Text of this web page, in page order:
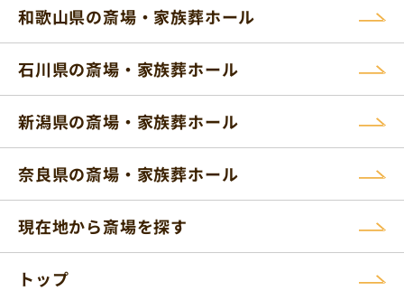
和歌山県の斎場・家族葬ホール
石川県の斎場・家族葬ホール
新潟県の斎場・家族葬ホール
奈良県の斎場・家族葬ホール
現在地から斎場を探す
トップ